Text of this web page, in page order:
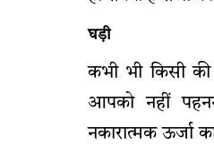
घड़ी
कभी भी किसी
आपको नहीं
नकारात्मक ऊर्जा